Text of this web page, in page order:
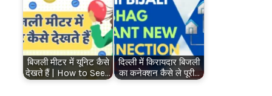
बिजली मीटर में यूनिट कैसे
देखते हैं | How to See…
दिल्ली में किरायदार बिजली
का कनेक्शन कैसे ले पूरी…